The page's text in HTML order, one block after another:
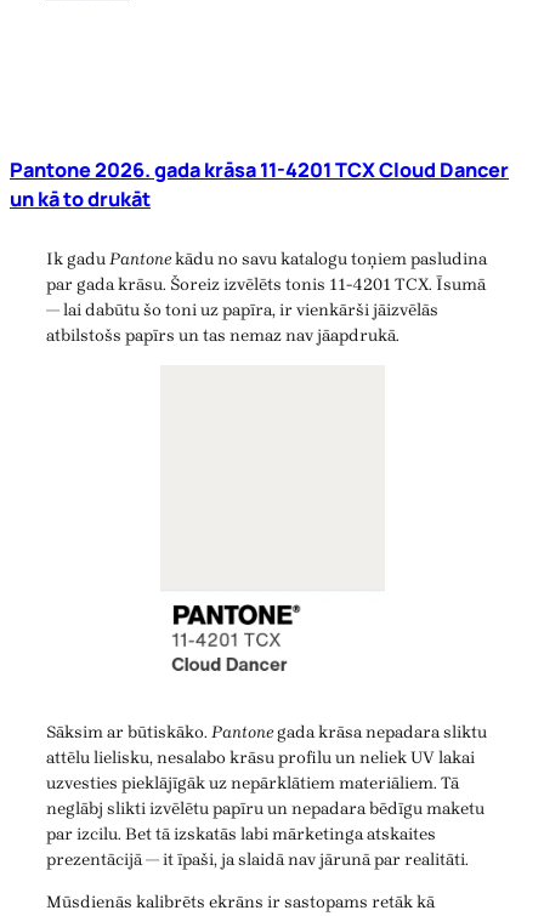
Pantone 2026. gada krāsa 11-4201 TCX Cloud Dancer
un kā to drukāt
Ik gaduPantonekādu no savu katalogu toņiem pasludina
par gada krāsu. Šoreiz izvēlēts tonis 11-4201 TCX. Īsumā
— lai dabūtu šo toni uz papīra, ir vienkārši jāizvēlās
atbilstošs papīrs un tas nemaz nav jāapdrukā.
Sāksim ar būtiskāko. Pantonegada krāsa nepadara sliktu
attēlu lielisku, nesalabo krāsu profilu un neliek UV lakai
uzvesties pieklājīgāk uz nepārklātiem materiāliem. Tā
neglābj slikti izvēlētu papīru un nepadara bēdīgu maketu
par izcilu. Bet tā izskatās labi mārketinga atskaites
prezentācijā — it īpaši, ja slaidā nav jārunā par realitāti.
Mūsdienās kalibrēts ekrāns ir sastopams retāk kā